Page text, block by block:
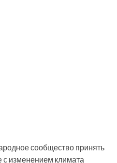
сообщество принять
изменением климата